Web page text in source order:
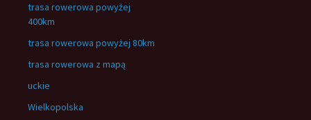
trasa rowerowa powyżej
400km
trasa rowerowa powyżej 80km
trasa rowerowa z mapą
uckie
Wielkopolska